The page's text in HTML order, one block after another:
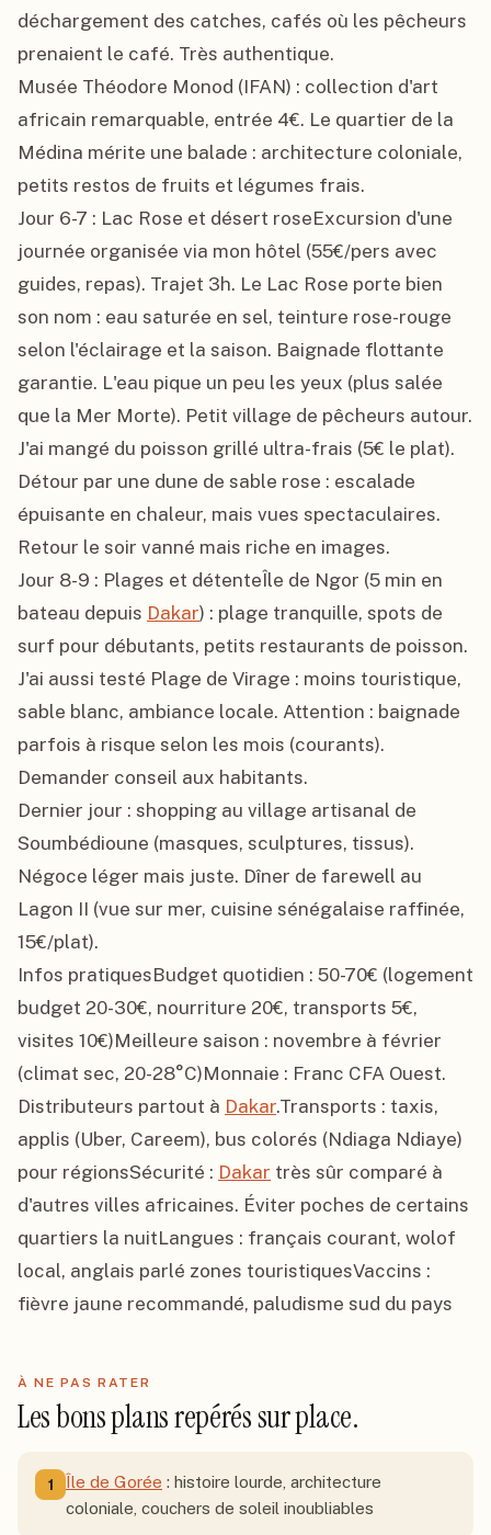
déchargement des catches, cafés où les pêcheurs
prenaient le café. Très authentique.
Musée Théodore Monod (IFAN) : collection d'art
africain remarquable, entrée 4€. Le quartier de la
Médina mérite une balade : architecture coloniale,
petits restos de fruits et légumes frais.
Jour 6-7 : Lac Rose et désert roseExcursion d'une
journée organisée via mon hôtel (55€/pers avec
guides, repas). Trajet 3h. Le Lac Rose porte bien
son nom : eau saturée en sel, teinture rose-rouge
selon l'éclairage et la saison. Baignade flottante
garantie. L'eau pique un peu les yeux (plus salée
que la Mer Morte). Petit village de pêcheurs autour.
J'ai mangé du poisson grillé ultra-frais (5€ le plat).
Détour par une dune de sable rose : escalade
épuisante en chaleur, mais vues spectaculaires.
Retour le soir vanné mais riche en images.
Jour 8-9 : Plages et détenteÎle de Ngor (5 min en
bateau depuis Dakar) : plage tranquille, spots de
surf pour débutants, petits restaurants de poisson.
J'ai aussi testé Plage de Virage : moins touristique,
sable blanc, ambiance locale. Attention : baignade
parfois à risque selon les mois (courants).
Demander conseil aux habitants.
Dernier jour : shopping au village artisanal de
Soumbédioune (masques, sculptures, tissus).
Négoce léger mais juste. Dîner de farewell au
Lagon II (vue sur mer, cuisine sénégalaise raffinée,
15€/plat).
Infos pratiquesBudget quotidien : 50-70€ (logement
budget 20-30€, nourriture 20€, transports 5€,
visites 10€)Meilleure saison : novembre à février
(climat sec, 20-28°C)Monnaie : Franc CFA Ouest.
Distributeurs partout à Dakar.Transports : taxis,
applis (Uber, Careem), bus colorés (Ndiaga Ndiaye)
pour régionsSécurité : Dakar très sûr comparé à
d'autres villes africaines. Éviter poches de certains
quartiers la nuitLangues : français courant, wolof
local, anglais parlé zones touristiquesVaccins :
fièvre jaune recommandé, paludisme sud du pays
À NE PAS RATER
Les bons plans repérés sur place.
1 Île de Gorée : histoire lourde, architecture
coloniale, couchers de soleil inoubliables